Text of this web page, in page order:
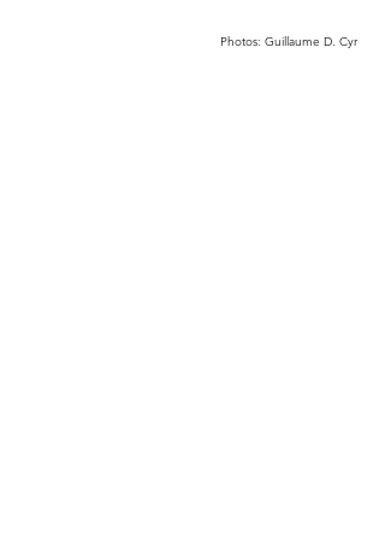
Photos: Guillaume D. Cyr